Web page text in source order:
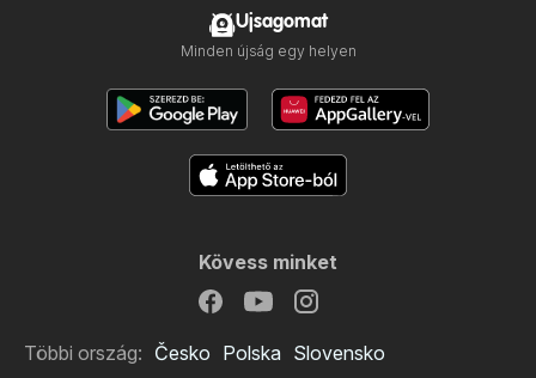
Ujsagomat
Minden újság egy helyen
Kövess minket
Többi ország: Česko Polska Slovensko